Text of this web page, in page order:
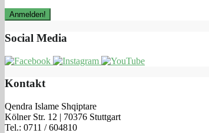
Social Media
Kontakt
Qendra Islame Shqiptare
Kölner Str. 12 | 70376 Stuttgart
Tel.: 0711 / 604810